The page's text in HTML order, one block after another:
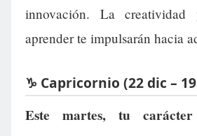
innovación. La
aprender te impulsarán hacia
♑ Capricornio (22 dic –
Este martes, tu